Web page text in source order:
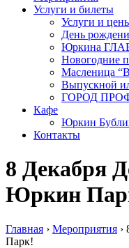
Услуги и билеты
Услуги и
День
Юркина
Новогодние
Масленица
Выпускной
ГОРОД
Кафе
Юркин
Контакты
8 Декабря
Юркин
Главная › Мероприятия ›
Парк!